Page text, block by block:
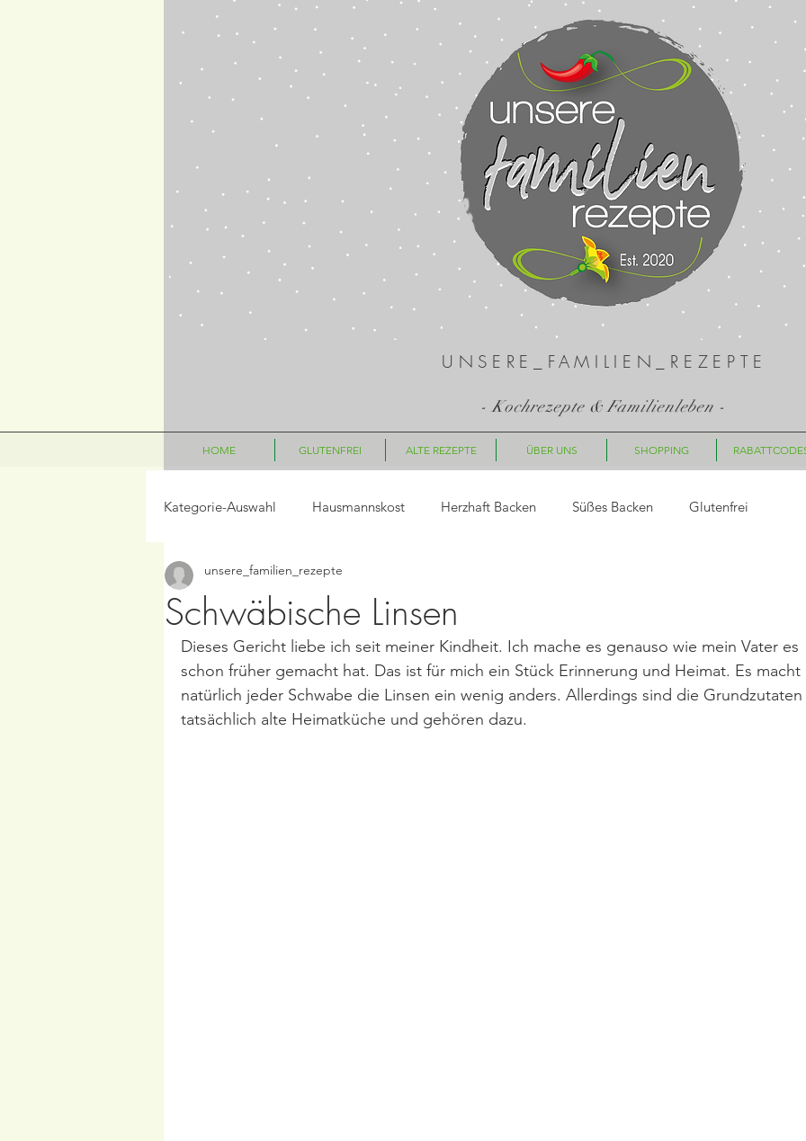
UNSERE_FAMILIEN_REZEPTE
- Kochrezepte & Familienleben -
HOME GLUTENFREI ALTE REZEPTE ÜBER UNS SHOPPING
Kategorie-Auswahl Hausmannskost Herzhaft Backen Süßes Backen Glutenfrei
LowCarb Vegetarisch
Salate Beilagen Frühstück Nachtisch/Dessert Winter/Weihnachten
Frühling/Ostern Internationale Gerichte Getränke
Schwäbische Linsen
unsere_familien_rezepte
Dieses Gericht liebe ich seit meiner Kindheit. Ich mache es genauso wie mein Vater es
schon früher gemacht hat. Das ist für mich ein Stück Erinnerung und Heimat. Es macht
natürlich jeder Schwabe die Linsen ein wenig anders. Allerdings sind die Grundzutaten
tatsächlich alte Heimatküche und gehören dazu.